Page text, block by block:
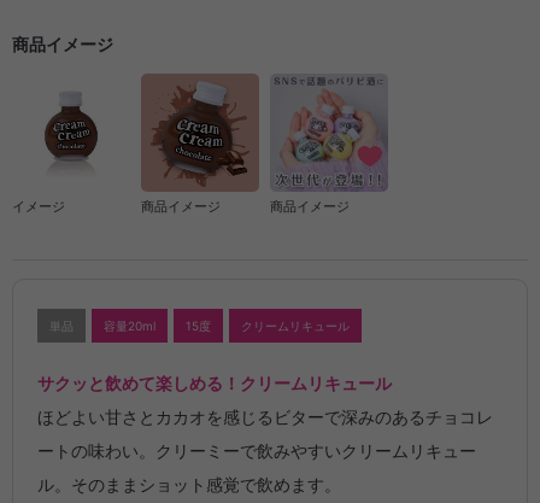
商品イメージ
イメージ 商品イメージ 商品イメージ
単品 容量20ml 15度 クリームリキュール
サクッと飲めて楽しめる！クリームリキュール
ほどよい甘さとカカオを感じるビターで深みのあるチョコレ
ートの味わい。クリーミーで飲みやすいクリームリキュー
ル。そのままショット感覚で飲めます。